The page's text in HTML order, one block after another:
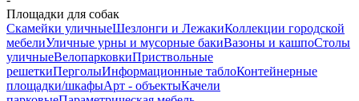
Площадки для собак
Скамейки уличныеШезлонги и ЛежакиКоллекции городской
мебелиУличные урны и мусорные бакиВазоны и кашпоСтолы
уличныеВелопарковкиПриствольные
решеткиПерголыИнформационные таблоКонтейнерные
площадки/шкафыАрт - объектыКачели